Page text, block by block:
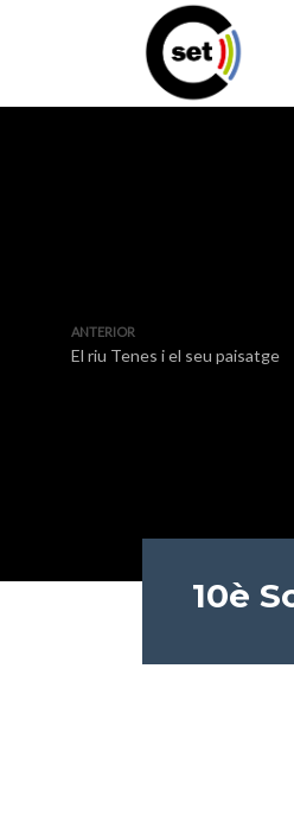
ANTERIOR
El riu Tenes i el seu paisatge
10è